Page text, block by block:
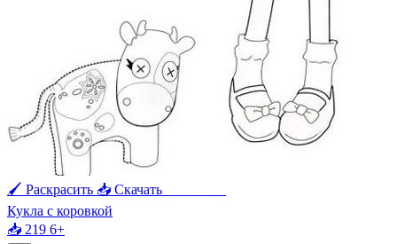
🖌 Раскрасить 📥 Скачать
Кукла с коровкой
📥 219 6+